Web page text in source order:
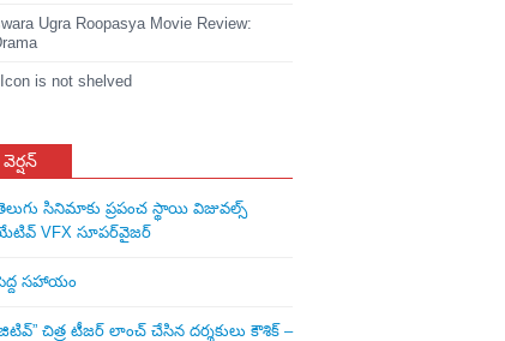
Ugra Roopasya Movie Review:
is not shelved
సినిమాకు ప్రపంచ స్థాయి విజువల్స్
VFX సూపర్‌వైజర్
సహాయం
చిత్ర టీజర్ లాంచ్ చేసిన‌ దర్శకులు కౌశిక్ –